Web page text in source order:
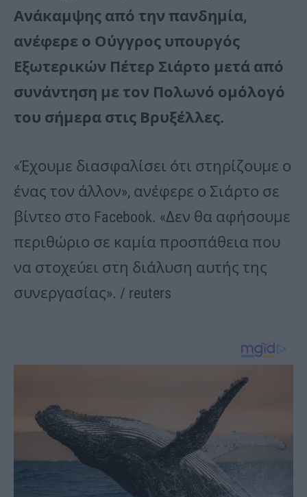
Ανάκαμψης από την πανδημία,
ανέφερε ο Ούγγρος υπουργός
Εξωτερικών Πέτερ Σιάρτο μετά από
συνάντηση με τον Πολωνό ομόλογό
του σήμερα στις Βρυξέλλες.
«Έχουμε διασφαλίσει ότι στηρίζουμε ο
ένας τον άλλον», ανέφερε ο Σιάρτο σε
βίντεο στο Facebook. «Δεν θα αφήσουμε
περιθώριο σε καμία προσπάθεια που
να στοχεύει στη διάλυση αυτής της
συνεργασίας». / reuters